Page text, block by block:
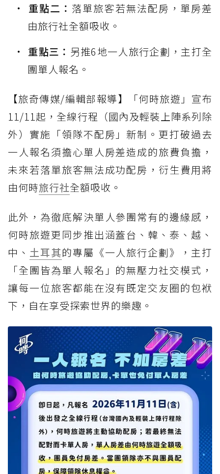
重點二： 落單旅客若無法配房，單房差
由旅行社全額吸收。
重點三： 另推6地一人旅行企劃，主打全
團單人報名。
【旅奇傳媒/編輯部報導】「何時旅遊」宣布
11/11起，全線行程（國內及輕裝上陣系列除
外）實施「領隊不配房」新制。更打破過去
一人報名須擔心單人房差造成的旅費負擔，
未來若落單旅客無法成功配房，衍生費用將
由何時旅行社全額吸收。
此外，為徹底解決單人參團常有的邊緣感，
何時旅遊更同步推出涵蓋台、韓、泰、越、
中、 土耳其的專屬《一人旅行企劃》，主打
「全團皆為單人報名」的無壓力社交模式，
讓每一位旅客都能在沒有既定交友圈的包袱
下，自在享受探索世界的樂趣。